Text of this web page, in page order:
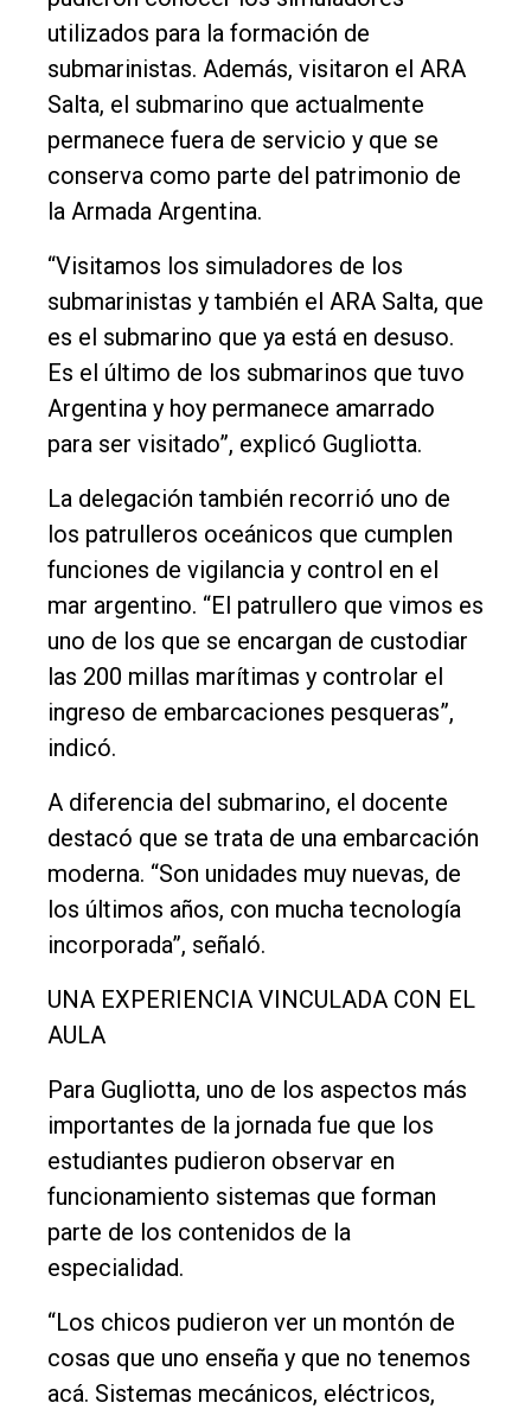
utilizados para la formación de
submarinistas. Además, visitaron el ARA
Salta, el submarino que actualmente
permanece fuera de servicio y que se
conserva como parte del patrimonio de
la Armada Argentina.
“Visitamos los simuladores de los
submarinistas y también el ARA Salta, que
es el submarino que ya está en desuso.
Es el último de los submarinos que tuvo
Argentina y hoy permanece amarrado
para ser visitado”, explicó Gugliotta.
La delegación también recorrió uno de
los patrulleros oceánicos que cumplen
funciones de vigilancia y control en el
mar argentino. “El patrullero que vimos es
uno de los que se encargan de custodiar
las 200 millas marítimas y controlar el
ingreso de embarcaciones pesqueras”,
indicó.
A diferencia del submarino, el docente
destacó que se trata de una embarcación
moderna. “Son unidades muy nuevas, de
los últimos años, con mucha tecnología
incorporada”, señaló.
UNA EXPERIENCIA VINCULADA CON EL
AULA
Para Gugliotta, uno de los aspectos más
importantes de la jornada fue que los
estudiantes pudieron observar en
funcionamiento sistemas que forman
parte de los contenidos de la
especialidad.
“Los chicos pudieron ver un montón de
cosas que uno enseña y que no tenemos
acá. Sistemas mecánicos, eléctricos,